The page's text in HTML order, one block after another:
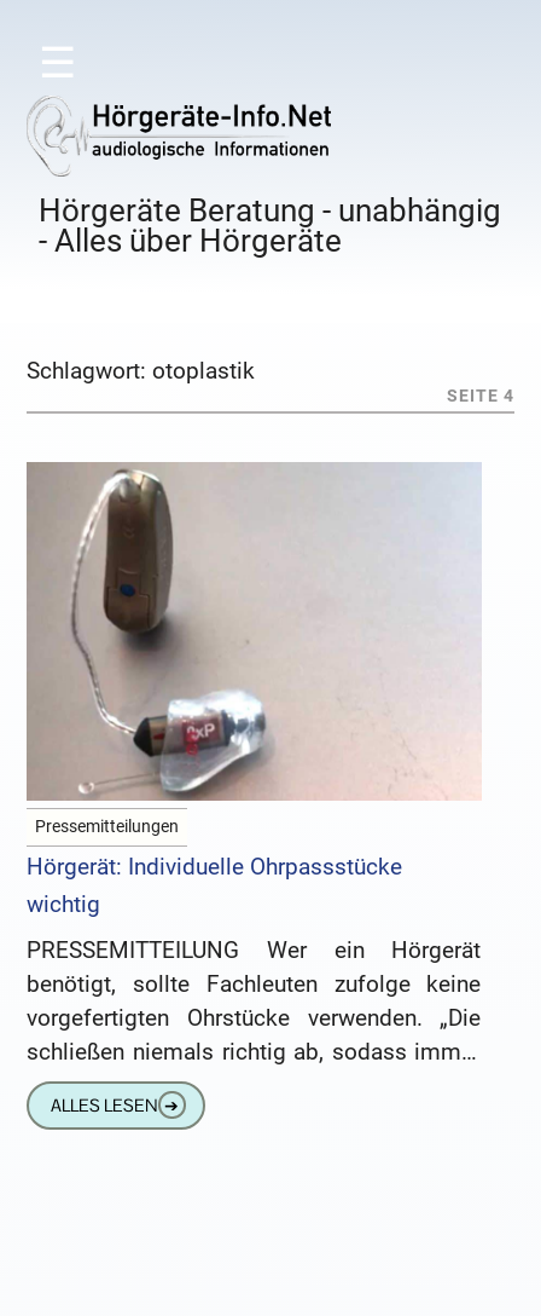
☰
Hörgeräte Beratung - unabhängig
- Alles über Hörgeräte
Schlagwort:otoplastik
SEITE 4
Pressemitteilungen
Hörgerät: Individuelle Ohrpassstücke
wichtig
PRESSEMITTEILUNG Wer ein Hörgerät
benötigt, sollte Fachleuten zufolge keine
vorgefertigten Ohrstücke verwenden. „Die
schließen niemals richtig ab, sodass immer
eine Mischung aus verstärktem und
direktem Schall im Ohr ist,“ sagt
ALLES LESEN ➔